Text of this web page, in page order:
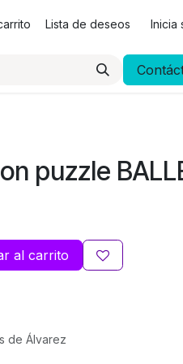
Lista de deseos Inicia
puzzle
al carrito
de Álvarez